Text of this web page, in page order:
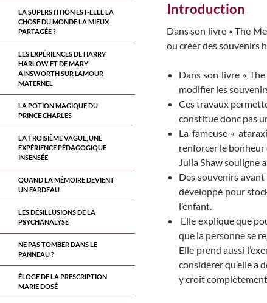
Introduction
Dans son livre « The
ou créer des souvenirs
Dans son livre «
modifier les
Ces travaux
constitue donc pas
La fameuse «
renforcer le
Julia Shaw souligne
Des souvenirs avant
développé pour
l’enfant.
Elle explique que
que la personne se
Elle prend aussi
considérer qu’elle a
y croit
LA SUPERSTITION EST-ELLE LA
CHOSE DU MONDE LA MIEUX
PARTAGÉE ?
LES EXPÉRIENCES DE HARRY
HARLOW ET DE MARY
AINSWORTH SUR L’AMOUR
MATERNEL
LA POTION MAGIQUE DU
PRINCE CHARLES
LA TROISIÈME VAGUE, UNE
EXPÉRIENCE PÉDAGOGIQUE
INSENSÉE
QUAND LA MÉMOIRE DEVIENT
UN FARDEAU
LES DÉSILLUSIONS DE LA
PSYCHANALYSE
NE PAS TOMBER DANS LE
PANNEAU ?
ÉLOGE DE LA PRESCRIPTION
MARIE DOSÉ